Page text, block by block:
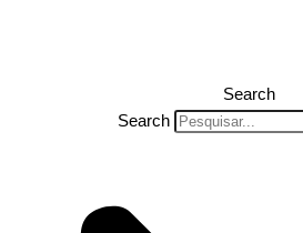
Search
Search